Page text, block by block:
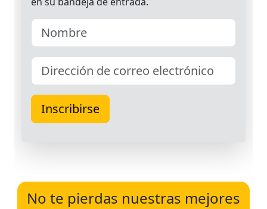
No te pierdas nuestras mejores